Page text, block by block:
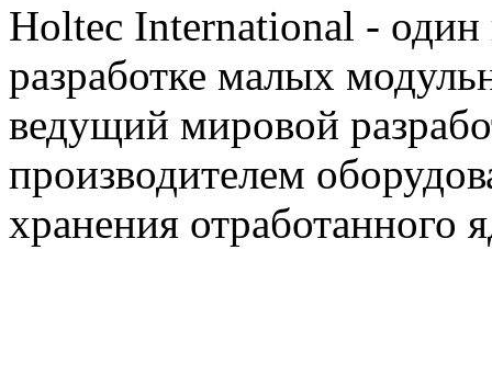
Holtec International -
разработке малых
ведущий мировой
производителем
хранения отработанного